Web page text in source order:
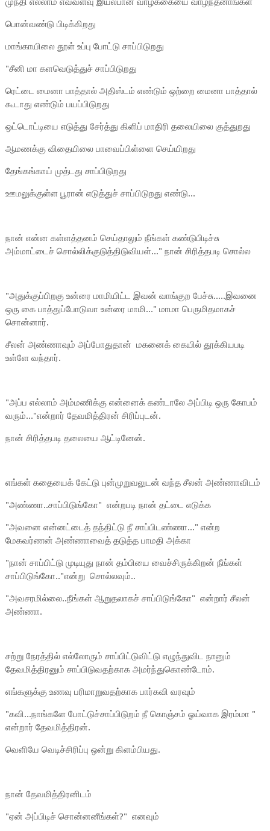
பொன்வண்டு பிடிக்கிறது
மாங்காயிலை தூள் உப்பு போட்டு சாப்பிடுறது
"சீனி மா களவெடுத்துச் சாப்பிடுறது
ரெட்டை மைனா பாத்தால் அதிஸ்டம் எண்டும் ஒற்றை மைனா பாத்தால்
கூடாது எண்டும் பயப்பிடுறது
ஒட்டொட்டியை எடுத்து சேர்த்து கிளிப் மாதிரி தலையிலை குத்துறது
ஆமணக்கு விதையிலை பாவைப்பிள்ளை செய்யிறது
தேங்கங்காய் முத்டது சாப்பிடுறது
ஊமலுக்குள்ள பூரான் எடுத்துச் சாப்பிடுறது எண்டு...
நான் என்ன கள்ளத்தனம் செய்தாலும் நீங்கள் கண்டுபிடிச்சு
அம்மாட்டைச் சொல்லிக்குடுத்திடுவியள்..." நான் சிரித்தபடி சொல்ல
"அதுக்குப்பிறகு உன்ரை மாமியிட்ட இவன் வாங்குற பேச்சு.....இவனை
ஒரு கை பாத்துப்போடுவா உன்ரை மாமி..." மாமா பெருமிதமாகச்
சொன்னார்.
சீலன் அண்ணாவும் அப்போதுதான் மகனைக் கையில் தூக்கியபடி
உள்ளே வந்தார்.
"அப்ப எல்லாம் அம்மணிக்கு என்னைக் கண்டாலே அப்பிடி ஒரு கோபம்
வரும்..."என்றார் தேவமித்திரன் சிரிப்புடன்.
நான் சிரித்தபடி தலையை ஆட்டினேன்.
எங்கள் கதையைக் கேட்டு புன்முறுவலுடன் வந்த சீலன் அண்ணாவிடம்
"அண்ணா..சாப்பிடுங்கோ" என்றபடி நான் தட்டை எடுக்க
"அவனை என்னட்டைத் தந்திட்டு நீ சாப்பிடண்ணா..." என்ற
மேகவர்ணன் அண்ணாவைத் தடுத்த பாமதி அக்கா
"நான் சாப்பிட்டு முடியுது நான் தம்பியை வைச்சிருக்கிறன் நீங்கள்
சாப்பிடுங்கோ.."என்று சொல்லவும்..
"அவசரமில்லை..நீங்கள் ஆறுதலாகச் சாப்பிடுங்கோ" என்றார் சீலன்
அண்ணா.
சற்று நேரத்தில் எல்லோரும் சாப்பிட்டுவிட்டு எழுந்துவிட நானும்
தேவமித்திரனும் சாப்பிடுவதற்காக அமர்ந்துகொண்டோம்.
எங்களுக்கு உணவு பரிமாறுவதற்காக பார்கவி வரவும்
"கவி...நாங்களே போட்டுச்சாப்பிடுறம் நீ கொஞ்சம் ஓய்வாக இரம்மா "
என்றார் தேவமித்திரன்.
வெளியே வெடிச்சிரிப்பு ஒன்று கிளம்பியது.
நான் தேவமித்திரனிடம்
"ஏன் அப்பிடிச் சொன்னனீங்கள்?" எனவும்